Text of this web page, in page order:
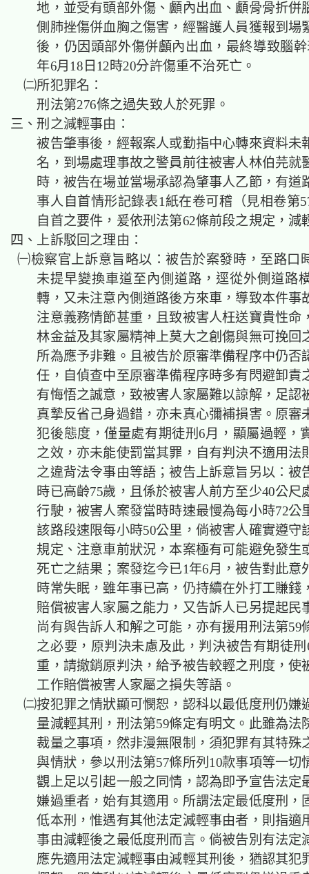
地，並受有頭部外傷、顱內出血、顱骨骨折併
側肺挫傷併血胸之傷害，經醫護人員獲報到場
後，仍因頭部外傷併顱內出血，最終導致腦
年6月18日12時20分許傷重不治死亡。
㈡所犯罪名：
刑法第276條之過失致人於死罪。
三、刑之減輕事由：
被告肇事後，經報案人或勤指中心轉來資料未
名，到場處理事故之警員前往被害人林伯芫就
時，被告在場並當場承認為肇事人乙節，有道
事人自首情形記錄表1紙在卷可稽（見相卷第
自首之要件，爰依刑法第62條前段之規定，減
四、上訴駁回之理由：
㈠檢察官上訴意旨略以：被告於案發時，至路口
未提早變換車道至內側道路，逕從外側道路
轉，又未注意內側道路後方來車，導致本件事
注意義務情節甚重，且致被害人枉送寶貴性命
林金益及其家屬精神上莫大之創傷與無可挽回
所為應予非難。且被告於原審準備程序中仍否
任，自偵查中至原審準備程序時多有閃避卸責
有悔悟之誠意，致被害人家屬難以諒解，足認
真摯反省己身過錯，亦未真心彌補損害。原審
犯後態度，僅量處有期徒刑6月，顯屬過輕，
之效，亦未能使罰當其罪，自有判決不適用法
之違背法令事由等語；被告上訴意旨另以：被
時已高齡75歲，且係於被害人前方至少40公尺
行駛，被害人案發當時時速最慢為每小時72公
該路段速限每小時50公里，倘被害人確實遵守
規定、注意車前狀況，本案極有可能避免發生
死亡之結果；案發迄今已1年6月，被告對此意
時常失眠，雖年事已高，仍持續在外打工賺錢
賠償被害人家屬之能力，又告訴人已另提起民
尚有與告訴人和解之可能，亦有援用刑法第59
之必要，原判決未慮及此，判決被告有期徒
重，請撤銷原判決，給予被告較輕之刑度，使
工作賠償被害人家屬之損失等語。
㈡按犯罪之情狀顯可憫恕，認科以最低度刑仍嫌
量減輕其刑，刑法第59條定有明文。此雖為法
裁量之事項，然非漫無限制，須犯罪有其特殊
與情狀，參以刑法第57條所列10款事項等一切
觀上足以引起一般之同情，認為即予宣告法定
嫌過重者，始有其適用。所謂法定最低度刑，
低本刑，惟遇有其他法定減輕事由者，則指適
事由減輕後之最低度刑而言。倘被告別有法定
應先適用法定減輕事由減輕其刑後，猶認其犯